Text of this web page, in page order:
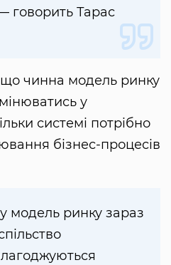
говорить Тарас
чинна модель ринку
у
системі потрібно
бізнес-процесів
модель ринку зараз